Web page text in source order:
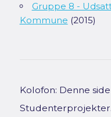
Gruppe 8 -
Kommune (2015)
Kolofon: Denne